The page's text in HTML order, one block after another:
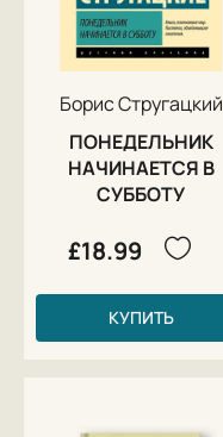
Борис Стругацкий
ПОНЕДЕЛЬНИК
НАЧИНАЕТСЯ В
СУББОТУ
£18.99
КУПИТЬ